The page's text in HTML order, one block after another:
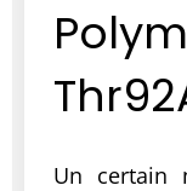
Un certain